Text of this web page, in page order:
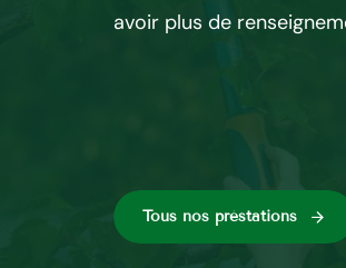
avoir plus de
Tous nos préstations